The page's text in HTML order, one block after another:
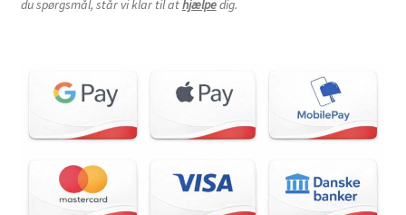
du spørgsmål, står vi klar til athjælpedig.